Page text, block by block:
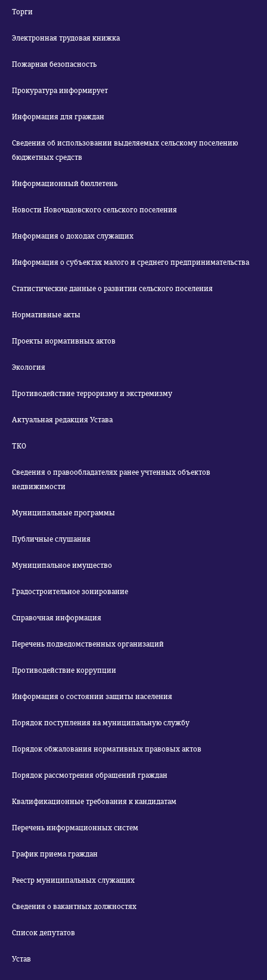
Торги
Электронная трудовая книжка
Пожарная безопасность
Прокуратура информирует
Информация для граждан
Сведения об использовании выделяемых сельскому поселению
бюджетных средств
Информационный бюллетень
Новости Новочадовского сельского поселения
Информация о доходах служащих
Информация о субъектах малого и среднего предпринимательства
Статистические данные о развитии сельского поселения
Нормативные акты
Проекты нормативных актов
Экология
Противодействие терроризму и экстремизму
Актуальная редакция Устава
ТКО
Сведения о правообладателях ранее учтенных объектов
недвижимости
Муниципальные программы
Публичные слушания
Муниципальное имущество
Градостроительное зонирование
Справочная информация
Перечень подведомственных организаций
Противодействие коррупции
Информация о состоянии защиты населения
Порядок поступления на муниципальную службу
Порядок обжалования нормативных правовых актов
Порядок рассмотрения обращений граждан
Квалификационные требования к кандидатам
Перечень информационных систем
График приема граждан
Реестр муниципальных служащих
Сведения о вакантных должностях
Список депутатов
Устав